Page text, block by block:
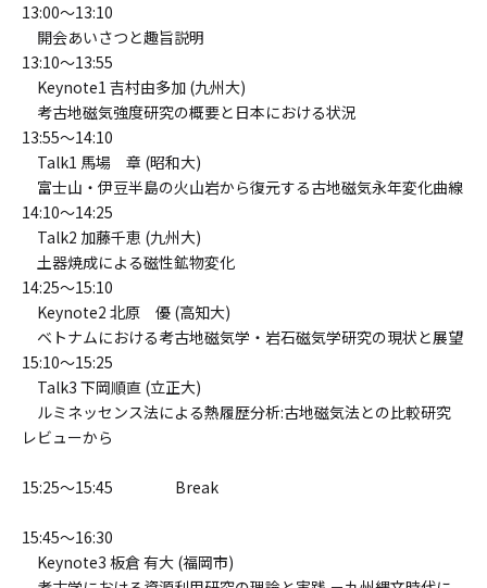
13:00～13:10
開会あいさつと趣旨説明
13:10～13:55
Keynote1 吉村由多加 (九州大)
考古地磁気強度研究の概要と日本における状況
13:55～14:10
Talk1 馬場 章 (昭和大)
富士山・伊豆半島の火山岩から復元する古地磁気永年変化曲線
14:10～14:25
Talk2 加藤千恵 (九州大)
土器焼成による磁性鉱物変化
14:25～15:10
Keynote2 北原 優 (高知大)
ベトナムにおける考古地磁気学・岩石磁気学研究の現状と展望
15:10～15:25
Talk3 下岡順直 (立正大)
ルミネッセンス法による熱履歴分析:古地磁気法との比較研究
レビューから
15:25～15:45 Break
15:45～16:30
Keynote3 板倉 有大 (福岡市)